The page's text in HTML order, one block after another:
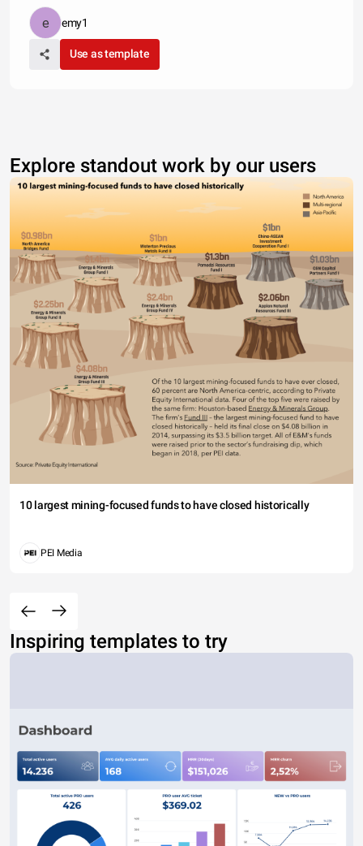
emy1
Use as template
Explore standout work by our users
10 largest mining-focused funds to have closed historically
PEI Media
Inspiring templates to try